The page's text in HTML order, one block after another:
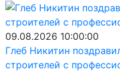
09.08.2026 10:00:00
Глеб Никитин
строителей с